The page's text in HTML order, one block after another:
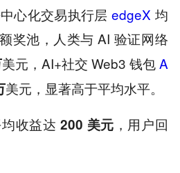
心化交易执行层edgeX 均
奖池，人类与 AI 验证网络
美元，AI+社交 Web3 钱包A
美元，显著高于平均水平。
收益达 200 美元 ，用户回